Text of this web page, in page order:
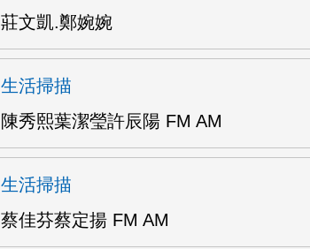
莊文凱.鄭婉婉
生活掃描
陳秀熙葉潔瑩許辰陽 FM AM
生活掃描
蔡佳芬蔡定揚 FM AM